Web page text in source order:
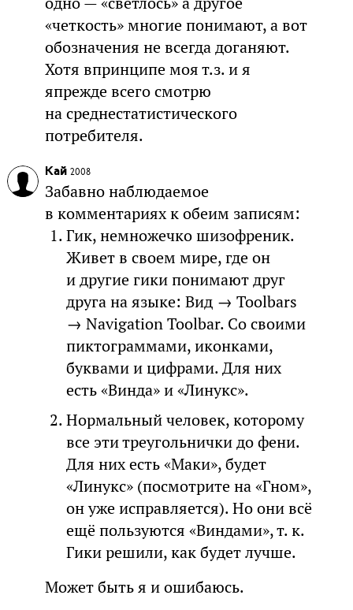
«четкость» многие понимают, а вот
обозначения не всегда доганяют.
Хотя впринципе моя т.з. и я
япрежде всего смотрю
на среднестатистического
потребителя.
Кай 2008
Забавно наблюдаемое
в комментариях к обеим записям:
Гик, немножечко шизофреник.
Живет в своем мире, где он
и другие гики понимают друг
друга на языке: Вид → Toolbars
→ Navigation Toolbar. Со своими
пиктограммами, иконками,
буквами и цифрами. Для них
есть «Винда» и «Линукс».
Нормальный человек, которому
все эти треугольнички до фени.
Для них есть «Маки», будет
«Линукс» (посмотрите на «Гном»,
он уже исправляется). Но они всё
ещё пользуются «Виндами», т. к.
Гики решили, как будет лучше.
Может быть я и ошибаюсь.